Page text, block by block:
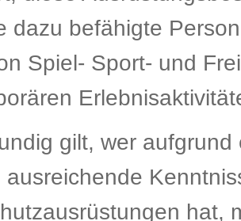
dazu befähigte
Spiel- Sport- und
gilt, wer
ausreichende
hat,